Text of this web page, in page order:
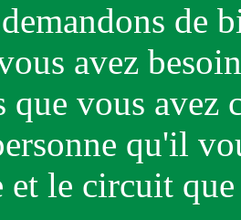
de
avez
que vous avez
qu'il
et le circuit